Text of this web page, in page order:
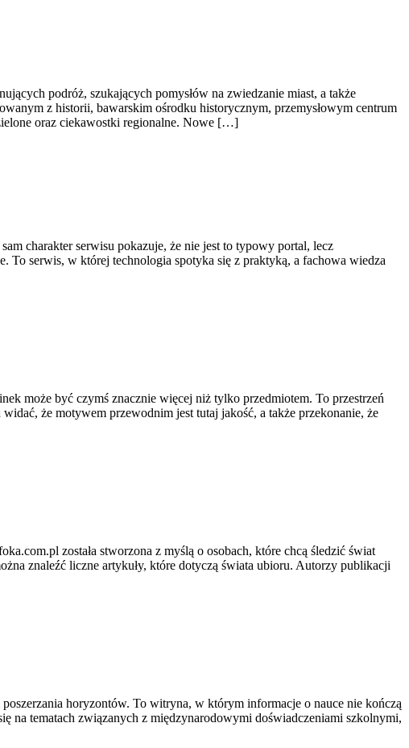
podróż, szukających pomysłów na zwiedzanie miast, a także
z historii, bawarskim ośrodku historycznym, przemysłowym centrum
oraz ciekawostki regionalne. Nowe […]
charakter serwisu pokazuje, że nie jest to typowy portal, lecz
To serwis, w której technologia spotyka się z praktyką, a fachowa wiedza
może być czymś znacznie więcej niż tylko przedmiotem. To przestrzeń
że motywem przewodnim jest tutaj jakość, a także przekonanie, że
została stworzona z myślą o osobach, które chcą śledzić świat
znaleźć liczne artykuły, które dotyczą świata ubioru. Autorzy publikacji
horyzontów. To witryna, w którym informacje o nauce nie kończą
na tematach związanych z międzynarodowymi doświadczeniami szkolnymi,